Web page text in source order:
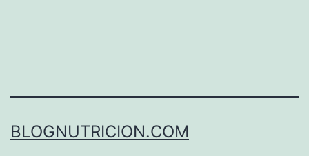
BLOGNUTRICION.COM